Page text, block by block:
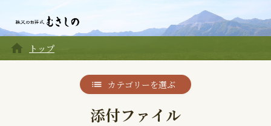
home トップ
カテゴリーを選ぶ
添付ファイル